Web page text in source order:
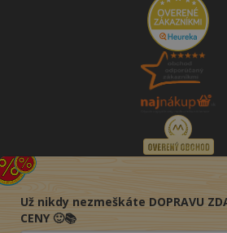
Už nikdy nezmeškáte DOPRAVU
CENY 🙂📚